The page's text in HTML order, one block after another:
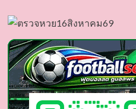
โต้
เซ็ท
หล่อ
หน้า
หม่ำ
หุ่น
กำยำ